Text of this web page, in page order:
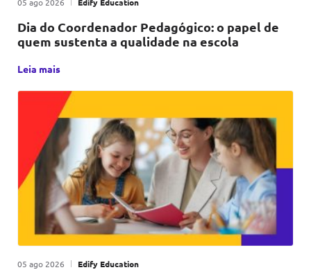
Dia do Coordenador Pedagógico: o papel de
quem sustenta a qualidade na escola
Leia mais
Publicado em
05 ago 2026 | por
Edify Education